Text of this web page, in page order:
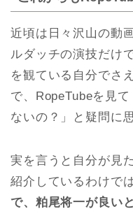
近頃は日々沢山の動
ルダッチの演技だけ
を観ている自分でさ
で、RopeTubeを見
ないの？」と疑問に
実を言うと自分が見
紹介しているわけで
で、粕尾将一が良い